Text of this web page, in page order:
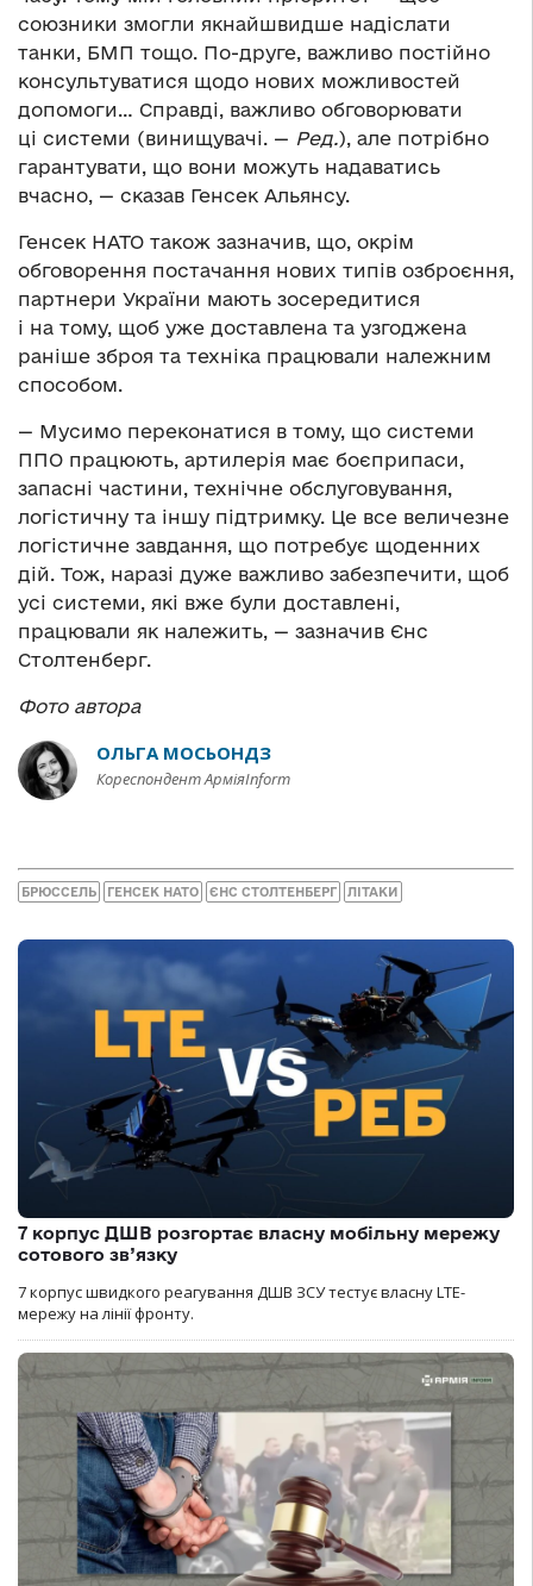
союзники змогли якнайшвидше надіслати
танки, БМП тощо. По-друге, важливо постійно
консультуватися щодо нових можливостей
допомоги… Справді, важливо обговорювати
ці системи (винищувачі. — Ред.), але потрібно
гарантувати, що вони можуть надаватись
вчасно, — сказав Генсек Альянсу.
Генсек НАТО також зазначив, що, окрім
обговорення постачання нових типів озброєння,
партнери України мають зосередитися
і на тому, щоб уже доставлена та узгоджена
раніше зброя та техніка працювали належним
способом.
— Мусимо переконатися в тому, що системи
ППО працюють, артилерія має боєприпаси,
запасні частини, технічне обслуговування,
логістичну та іншу підтримку. Це все величезне
логістичне завдання, що потребує щоденних
дій. Тож, наразі дуже важливо забезпечити, щоб
усі системи, які вже були доставлені,
працювали як належить, — зазначив Єнс
Столтенберг.
Фото автора
ОЛЬГА МОСЬОНДЗ
Кореспондент АрміяInform
БРЮССЕЛЬ ГЕНСЕК НАТО ЄНС СТОЛТЕНБЕРГ ЛІТАКИ
7 корпус ДШВ розгортає власну мобільну мережу
сотового зв’язку
7 корпус швидкого реагування ДШВ ЗСУ тестує власну LTE-
мережу на лінії фронту.